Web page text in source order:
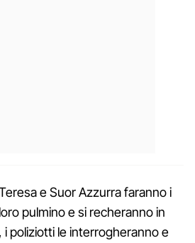
e Suor Azzurra faranno i
pulmino e si recheranno in
i poliziotti le interrogheranno e